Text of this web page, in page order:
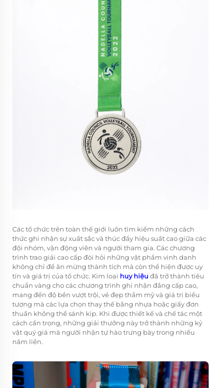
Các tổ chức trên toàn thế giới luôn tìm kiếm những cách
thức ghi nhận sự xuất sắc và thúc đẩy hiệu suất cao giữa các
đội nhóm, vận động viên và người tham gia. Các chương
trình trao giải cao cấp đòi hỏi những vật phẩm vinh danh
không chỉ để ăn mừng thành tích mà còn thể hiện được uy
tín và giá trị của tổ chức. Kim loại huy hiệu đã trở thành tiêu
chuẩn vàng cho các chương trình ghi nhận đẳng cấp cao,
mang đến độ bền vượt trội, vẻ đẹp thẩm mỹ và giá trị biểu
tượng mà các lựa chọn thay thế bằng nhựa hoặc giấy đơn
thuần không thể sánh kịp. Khi được thiết kế và chế tác một
cách cẩn trọng, những giải thưởng này trở thành những kỷ
vật quý giá mà người nhận tự hào trưng bày trong nhiều
năm liền.